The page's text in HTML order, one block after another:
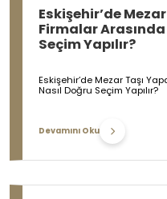
Eskişehir’de
Firmalar Arasında
Seçim Yapılır?
Eskişehir’de Mezar Taşı
Nasıl Doğru Seçim Yapılır?
Devamını Oku